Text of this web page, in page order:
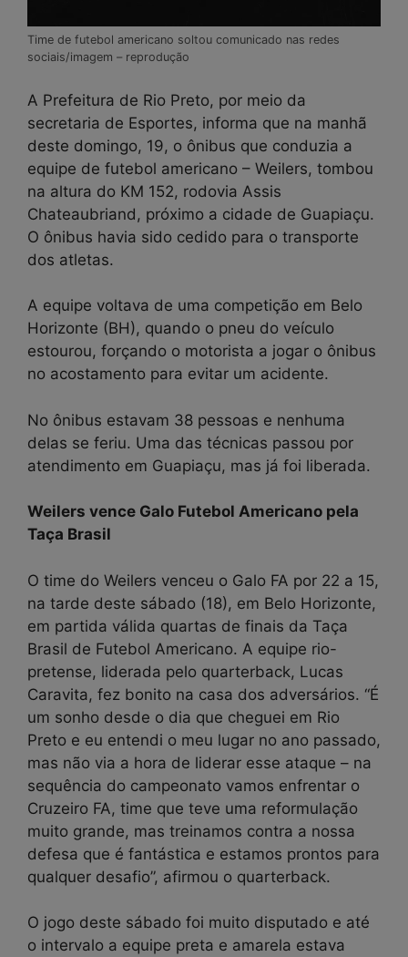
Time de futebol americano soltou comunicado nas redes
sociais/imagem – reprodução
A Prefeitura de Rio Preto, por meio da
secretaria de Esportes, informa que na manhã
deste domingo, 19, o ônibus que conduzia a
equipe de futebol americano – Weilers, tombou
na altura do KM 152, rodovia Assis
Chateaubriand, próximo a cidade de Guapiaçu.
O ônibus havia sido cedido para o transporte
dos atletas.
A equipe voltava de uma competição em Belo
Horizonte (BH), quando o pneu do veículo
estourou, forçando o motorista a jogar o ônibus
no acostamento para evitar um acidente.
No ônibus estavam 38 pessoas e nenhuma
delas se feriu. Uma das técnicas passou por
atendimento em Guapiaçu, mas já foi liberada.
Weilers vence Galo Futebol Americano pela
Taça Brasil
O time do Weilers venceu o Galo FA por 22 a 15,
na tarde deste sábado (18), em Belo Horizonte,
em partida válida quartas de finais da Taça
Brasil de Futebol Americano. A equipe rio-
pretense, liderada pelo quarterback, Lucas
Caravita, fez bonito na casa dos adversários. “É
um sonho desde o dia que cheguei em Rio
Preto e eu entendi o meu lugar no ano passado,
mas não via a hora de liderar esse ataque – na
sequência do campeonato vamos enfrentar o
Cruzeiro FA, time que teve uma reformulação
muito grande, mas treinamos contra a nossa
defesa que é fantástica e estamos prontos para
qualquer desafio”, afirmou o quarterback.
O jogo deste sábado foi muito disputado e até
o intervalo a equipe preta e amarela estava